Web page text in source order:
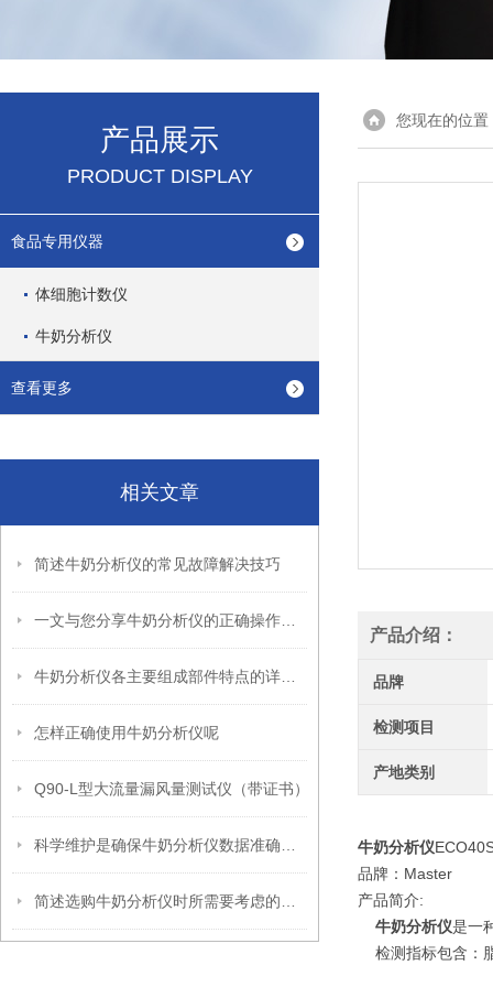
产品展示
PRODUCT DISPLAY
食品专用仪器
体细胞计数仪
牛奶分析仪
查看更多
相关文章
简述牛奶分析仪的常见故障解决技巧
怎样正确使用牛奶分析仪呢
Q90-L型大流量漏风量测试仪（带证书）
您现在的位置
产品介绍：
品牌
检测项目
产地类别
牛奶分析仪
品牌：Master
产品简介:
牛奶分析仪是一
检测指标包含：